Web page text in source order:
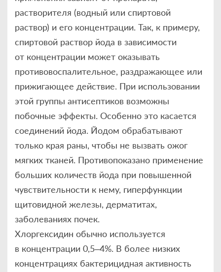
растворителя (водный или спиртовой
раствор) и его концентрации. Так, к примеру,
спиртовой раствор йода в зависимости
от концентрации может оказывать
противовоспалительное, раздражающее или
прижигающее действие. При использовании
этой группы антисептиков возможны
побочные эффекты. Особенно это касается
соединений йода. Йодом обрабатывают
только края раны, чтобы не вызвать ожог
мягких тканей. Противопоказано применение
больших количеств йода при повышенной
чувствительности к нему, гиперфункции
щитовидной железы, дерматитах,
заболеваниях почек.
Хлоргексидин обычно используется
в концентрации 0,5–4%. В более низких
концентрациях бактерицидная активность